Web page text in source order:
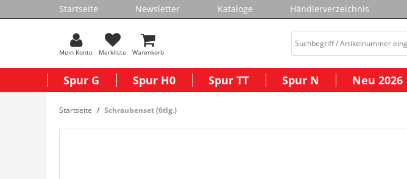
Startseite Newsletter Kataloge Händlerverzeichnis
Mein Konto Merkliste Warenkorb
Spur G Spur H0 Spur TT Spur N Neu 2026
Startseite Schraubenset (6tlg.)